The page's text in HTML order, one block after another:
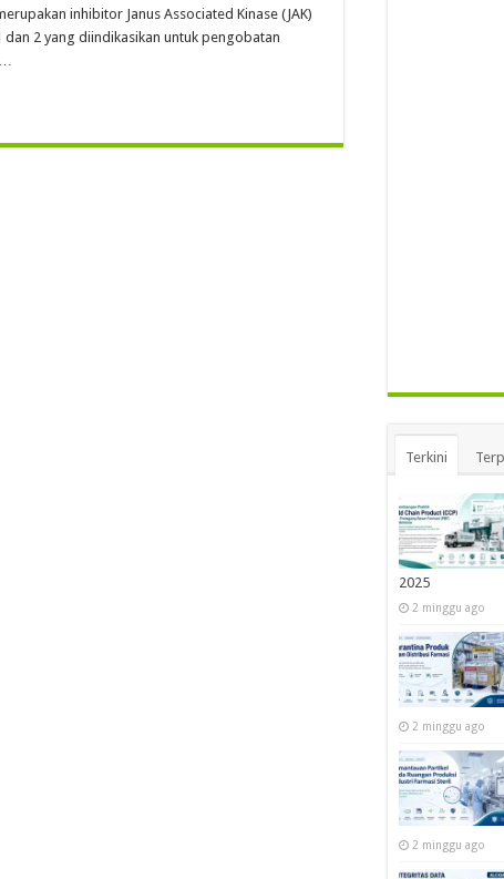
inhibitor Janus Associated Kinase (JAK)
dan 2 yang diindikasikan untuk pengobatan
…
Terkini
2025
2 minggu ago
2 minggu ago
2 minggu ago